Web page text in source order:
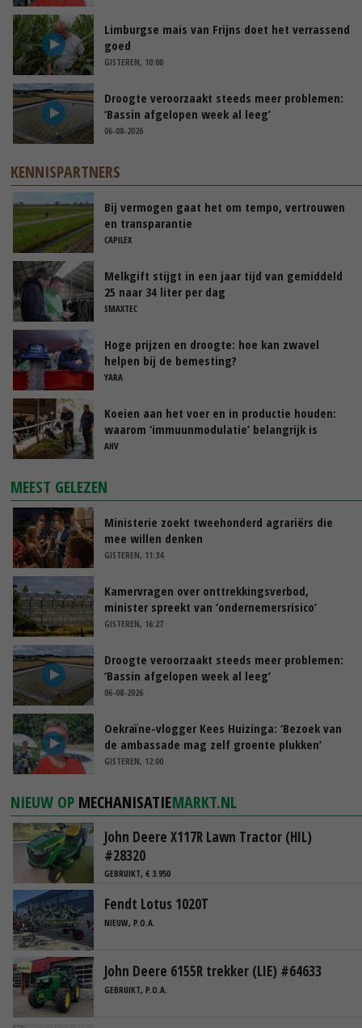
Limburgse mais van Frijns doet het verrassend
goed
GISTEREN, 10:00
Droogte veroorzaakt steeds meer problemen:
‘Bassin afgelopen week al leeg’
06-08-2026
KENNISPARTNERS
Bij vermogen gaat het om tempo, vertrouwen
en transparantie
CAPILEX
Melkgift stijgt in een jaar tijd van gemiddeld
25 naar 34 liter per dag
SMAXTEC
Hoge prijzen en droogte: hoe kan zwavel
helpen bij de bemesting?
YARA
Koeien aan het voer en in productie houden:
waarom ‘immuunmodulatie’ belangrijk is
tijdens de transitieperiode
AHV
MEEST GELEZEN
Ministerie zoekt tweehonderd agrariërs die
mee willen denken
GISTEREN, 11:34
Kamervragen over onttrekkingsverbod,
minister spreekt van ‘ondernemersrisico’
GISTEREN, 16:27
Droogte veroorzaakt steeds meer problemen:
‘Bassin afgelopen week al leeg’
06-08-2026
Oekraïne-vlogger Kees Huizinga: ‘Bezoek van
de ambassade mag zelf groente plukken’
GISTEREN, 12:00
NIEUW OP MECHANISATIEMARKT.NL
John Deere X117R Lawn Tractor (HIL)
#28320
GEBRUIKT, € 3.950
Fendt Lotus 1020T
NIEUW, P.O.A.
John Deere 6155R trekker (LIE) #64633
GEBRUIKT, P.O.A.